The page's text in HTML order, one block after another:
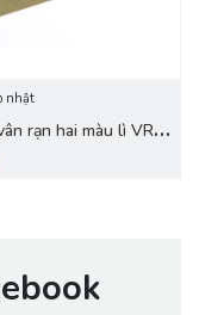
nhật
rạn hai màu lì VRL